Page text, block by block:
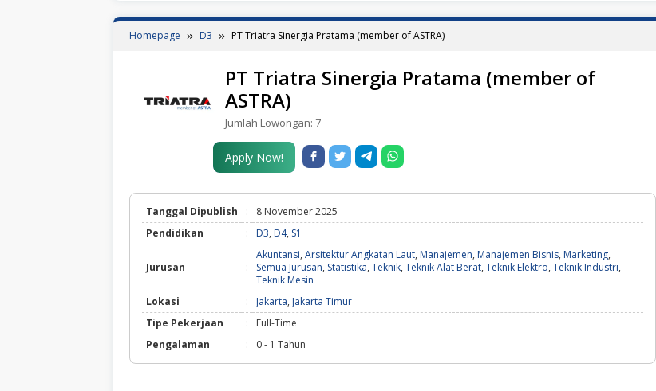
Homepage D3 PT Triatra Sinergia Pratama (member of ASTRA)
PT Triatra Sinergia Pratama (member of
ASTRA)
Jumlah Lowongan: 7
Apply Now!
Tanggal Dipublish :
8 November 2025
Pendidikan
: D3, D4, S1
Jurusan :
Akuntansi, Arsitektur Angkatan Laut, Manajemen, Manajemen Bisnis, Marketing,
Semua Jurusan, Statistika, Teknik, Teknik Alat Berat, Teknik Elektro, Teknik Industri,
Teknik Mesin
Lokasi
: Jakarta, Jakarta Timur
Tipe Pekerjaan
:
Full-Time
Pengalaman
: 0 - 1 Tahun